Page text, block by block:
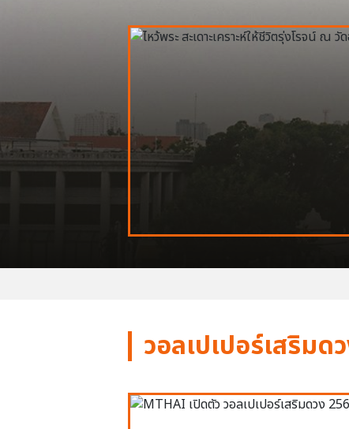
วอลเปเปอร์เสริมด